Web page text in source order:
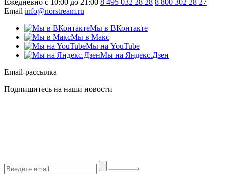
Email info@norstream.ru
Мы в ВКонтакте
Мы в Макс
Мы на YouTube
Мы на Яндекс.Дзен
Email-рассылка
Подпишитесь на наши новости